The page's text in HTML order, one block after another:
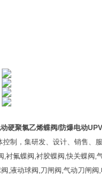
硬聚氯乙烯蝶阀/防爆电动
制，集研发、设计、销售、
氟蝶阀,衬胶蝶阀,快关蝶阀
,液动球阀,刀闸阀,气动刀闸